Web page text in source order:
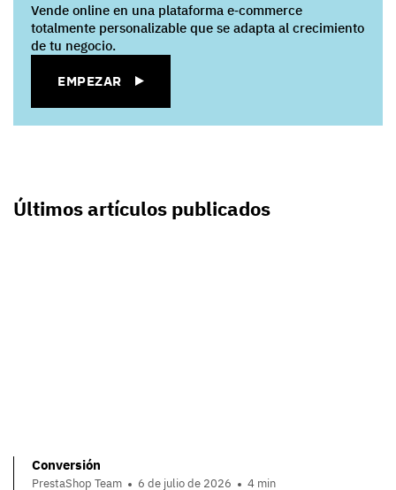
Vende online en una plataforma e‑commerce
totalmente personalizable que se adapta al crecimiento
de tu negocio.
EMPEZAR
Últimos artículos publicados
Conversión
PrestaShop Team 6 de julio de 2026 4 min